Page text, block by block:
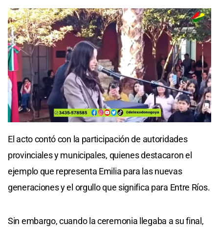
of
seconds
El acto contó con la participación de autoridades
provinciales y municipales, quienes destacaron el
ejemplo que representa Emilia para las nuevas
generaciones y el orgullo que significa para Entre Ríos.
Sin embargo, cuando la ceremonia llegaba a su final,